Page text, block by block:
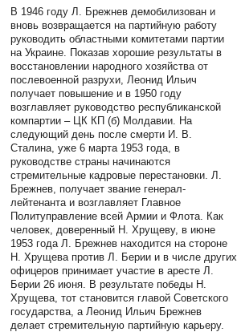
В 1946 году Л. Брежнев демобилизован и
вновь возвращается на партийную работу
руководить областными комитетами партии
на Украине. Показав хорошие результаты в
восстановлении народного хозяйства от
послевоенной разрухи, Леонид Ильич
получает повышение и в 1950 году
возглавляет руководство республиканской
компартии – ЦК КП (б) Молдавии. На
следующий день после смерти И. В.
Сталина, уже 6 марта 1953 года, в
руководстве страны начинаются
стремительные кадровые перестановки. Л.
Брежнев, получает звание генерал-
лейтенанта и возглавляет Главное
Политуправление всей Армии и Флота. Как
человек, доверенный Н. Хрущеву, в июне
1953 года Л. Брежнев находится на стороне
Н. Хрущева против Л. Берии и в числе других
офицеров принимает участие в аресте Л.
Берии 26 июня. В результате победы Н.
Хрущева, тот становится главой Советского
государства, а Леонид Ильич Брежнев
делает стремительную партийную карьеру.